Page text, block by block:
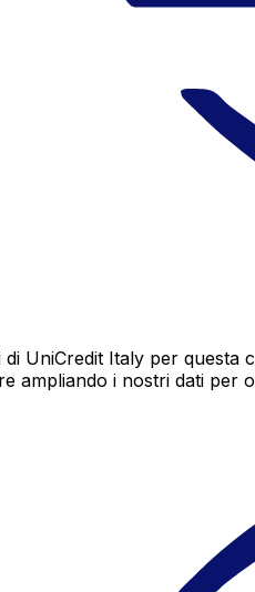
UniCredit Italy per
ampliando i nostri dati per